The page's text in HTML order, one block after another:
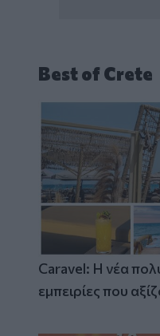
Best of Crete
Caravel: Η νέα
εμπειρίες που